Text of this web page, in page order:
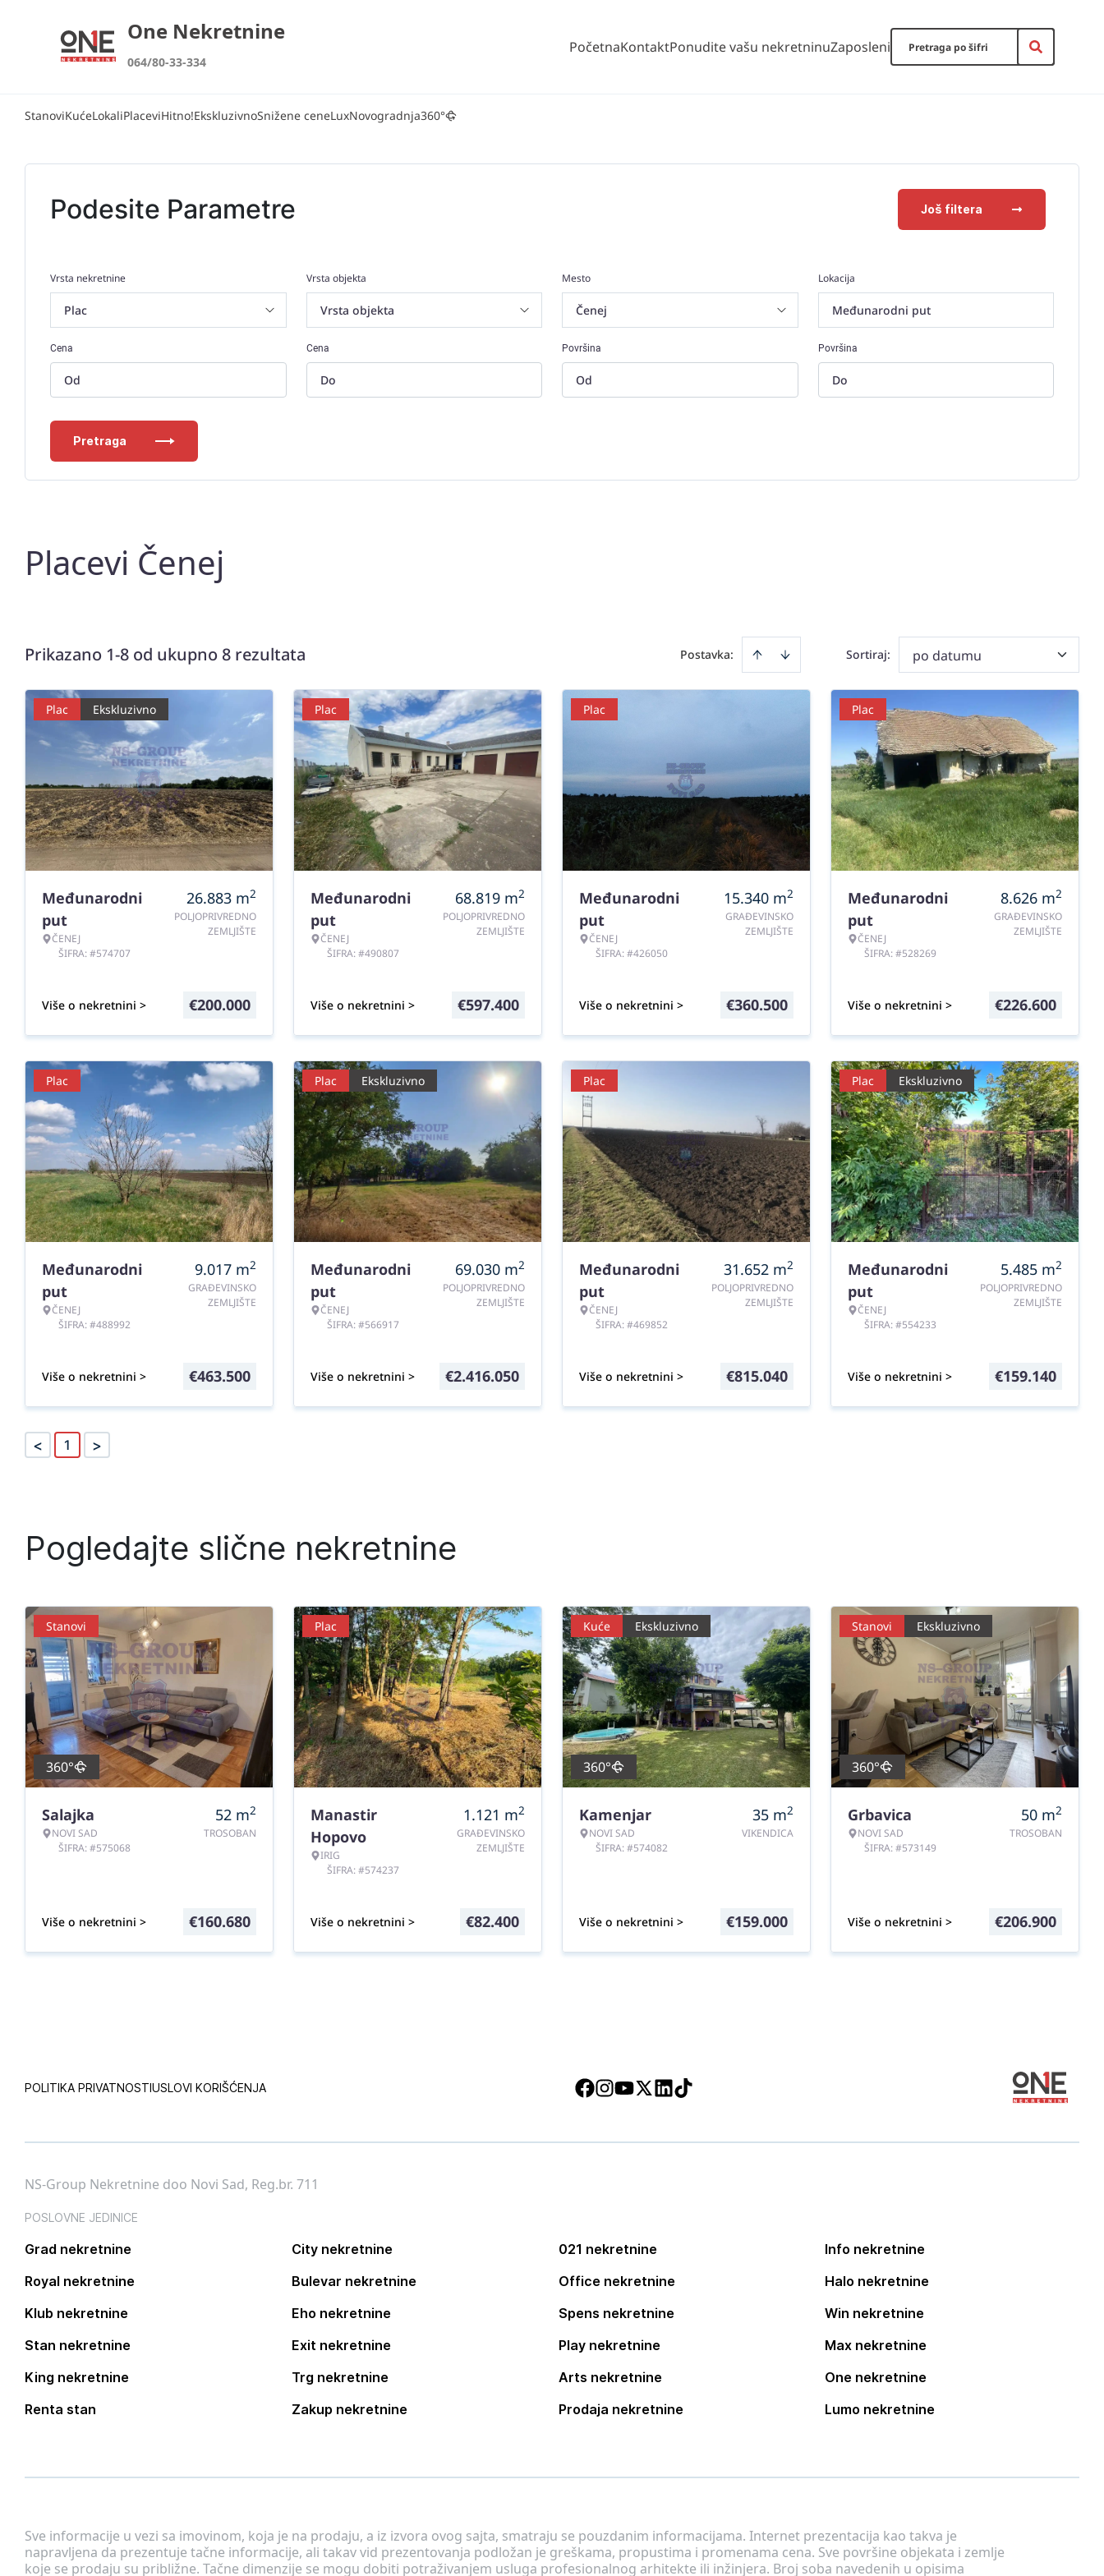
One Nekretnine
064/80-33-334
PočetnaKontaktPonudite vašu nekretninuZaposleni
StanoviKućeLokaliPlaceviHitno!EkskluzivnoSnižene ceneLuxNovogradnja360°
Podesite Parametre Još filtera
Vrsta nekretnine Vrsta objekta Mesto Lokacija
Međunarodni put
Cena Cena Površina Površina
Pretraga
Placevi Čenej
Prikazano 1-8 od ukupno 8 rezultata Postavka: Sortiraj: po datumu
Plac Ekskluzivno
Međunarodni
put
ČENEJ
ŠIFRA: #574707
26.883 m2
POLJOPRIVREDNO
ZEMLJIŠTE
Više o nekretnini > €200.000
Plac
Međunarodni
put
ČENEJ
ŠIFRA: #490807
68.819 m2
POLJOPRIVREDNO
ZEMLJIŠTE
Više o nekretnini > €597.400
Plac
Međunarodni
put
ČENEJ
ŠIFRA: #426050
15.340 m2
GRAĐEVINSKO
ZEMLJIŠTE
Više o nekretnini > €360.500
Plac
Međunarodni
put
ČENEJ
ŠIFRA: #528269
8.626 m2
GRAĐEVINSKO
ZEMLJIŠTE
Više o nekretnini > €226.600
Plac
Međunarodni
put
ČENEJ
ŠIFRA: #488992
9.017 m2
GRAĐEVINSKO
ZEMLJIŠTE
Više o nekretnini > €463.500
Plac Ekskluzivno
Međunarodni
put
ČENEJ
ŠIFRA: #566917
69.030 m2
POLJOPRIVREDNO
ZEMLJIŠTE
Više o nekretnini > €2.416.050
Plac
Međunarodni
put
ČENEJ
ŠIFRA: #469852
31.652 m2
POLJOPRIVREDNO
ZEMLJIŠTE
Više o nekretnini > €815.040
Plac Ekskluzivno
Međunarodni
put
ČENEJ
ŠIFRA: #554233
5.485 m2
POLJOPRIVREDNO
ZEMLJIŠTE
Više o nekretnini > €159.140
< 1 >
Pogledajte slične nekretnine
Stanovi
360°
Salajka
NOVI SAD
ŠIFRA: #575068
52 m2
TROSOBAN
Više o nekretnini > €160.680
Plac
Manastir
Hopovo
IRIG
ŠIFRA: #574237
1.121 m2
GRAĐEVINSKO
ZEMLJIŠTE
Više o nekretnini > €82.400
Kuće Ekskluzivno
360°
Kamenjar
NOVI SAD
ŠIFRA: #574082
35 m2
VIKENDICA
Više o nekretnini > €159.000
Stanovi Ekskluzivno
360°
Grbavica
NOVI SAD
ŠIFRA: #573149
50 m2
TROSOBAN
Više o nekretnini > €206.900
POLITIKA PRIVATNOSTIUSLOVI KORIŠĆENJA
Sve informacije u vezi sa imovinom, koja je na prodaju, a iz izvora ovog sajta, smatraju se pouzdanim informacijama. Internet prezentacija kao takva je
napravljena da prezentuje tačne informacije, ali takav vid prezentovanja podložan je greškama, propustima i promenama cena. Sve površine objekata i zemlje
koje se prodaju su približne. Tačne dimenzije se mogu dobiti potraživanjem usluga profesionalnog arhitekte ili inžinjera. Broj soba navedenih u opisima
NS-Group Nekretnine doo Novi Sad, Reg.br. 711
POSLOVNE JEDINICE
Grad nekretnine City nekretnine 021 nekretnine
Info nekretnine
Royal nekretnine
Bulevar nekretnine Office nekretnine
Halo nekretnine
Klub nekretnine
Eho nekretnine Spens nekretnine
Win nekretnine
Stan nekretnine
Exit nekretnine Play nekretnine
Max nekretnine
King nekretnine
Trg nekretnine Arts nekretnine
One nekretnine
Renta stan
Zakup nekretnine Prodaja nekretnine Lumo nekretnine